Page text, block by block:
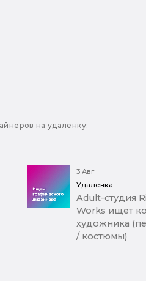
на удаленку:
3 Авг
Удаленка
Adult-студия
Works ищет
художника
/ костюмы)